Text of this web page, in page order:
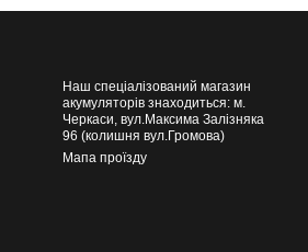
Наш спеціалізований магазин
акумуляторів знаходиться: м.
Черкаси, вул.Максима Залізняка
96 (колишня вул.Громова)
Мапа проїзду